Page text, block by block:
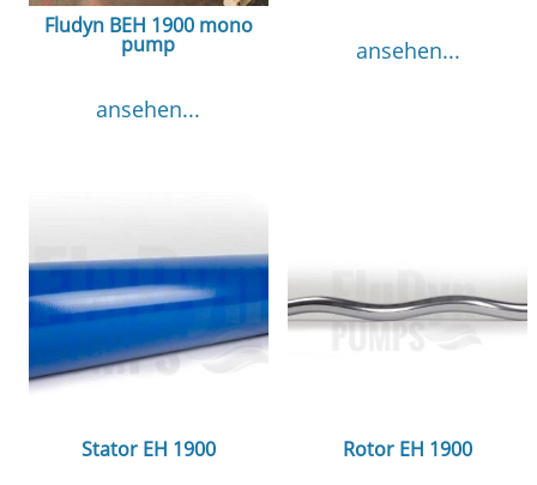
Fludyn BEH 1900 mono
pump
ansehen...
ansehen...
Stator EH 1900 Rotor EH 1900